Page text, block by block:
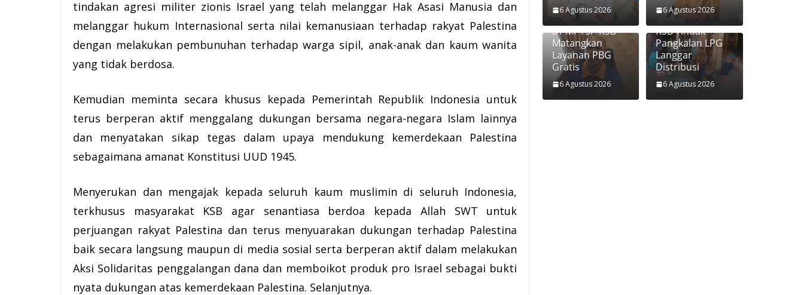
tindakan agresi militer zionis Israel yang telah melanggar Hak Asasi Manusia dan
melanggar hukum Internasional serta nilai kemanusiaan terhadap rakyat Palestina
dengan melakukan pembunuhan terhadap warga sipil, anak-anak dan kaum wanita
yang tidak berdosa.
Kemudian meminta secara khusus kepada Pemerintah Republik Indonesia untuk
terus berperan aktif menggalang dukungan bersama negara-negara Islam lainnya
dan menyatakan sikap tegas dalam upaya mendukung kemerdekaan Palestina
sebagaimana amanat Konstitusi UUD 1945.
Menyerukan dan mengajak kepada seluruh kaum muslimin di seluruh Indonesia,
terkhusus masyarakat KSB agar senantiasa berdoa kepada Allah SWT untuk
perjuangan rakyat Palestina dan terus menyuarakan dukungan terhadap Palestina
baik secara langsung maupun di media sosial serta berperan aktif dalam melakukan
Aksi Solidaritas penggalangan dana dan memboikot produk pro Israel sebagai bukti
nyata dukungan atas kemerdekaan Palestina. Selanjutnya.
6 Agustus 2026 6 Agustus 2026
Disperkim dan
DPMPTSP KSB
Matangkan
Layanan PBG
Gratis
6 Agustus 2026
Diskoperindag
KSB Tindak
Pangkalan LPG
Langgar
Distribusi
6 Agustus 2026